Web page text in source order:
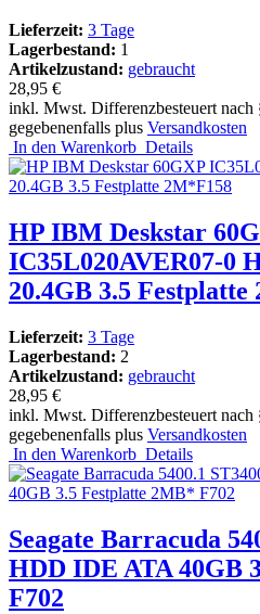
Lieferzeit: 3 Tage
Lagerbestand: 1
Artikelzustand: gebraucht
28,95 €
inkl. Mwst. Differenzbesteuert nach
gegebenenfalls plus Versandkosten
In den Warenkorb Details
HP IBM Deskstar
IC35L020AVER07-0
20.4GB 3.5 Festplatte
Lieferzeit: 3 Tage
Lagerbestand: 2
Artikelzustand: gebraucht
28,95 €
inkl. Mwst. Differenzbesteuert nach
gegebenenfalls plus Versandkosten
In den Warenkorb Details
Seagate Barracuda
HDD IDE ATA 40GB
F702